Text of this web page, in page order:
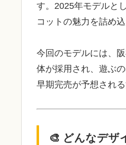
す。2025年モデルと
コットの魅力を詰め
今回のモデルには、
体が採用され、遊ぶ
早期完売が予想され
🎨 どんなデザ